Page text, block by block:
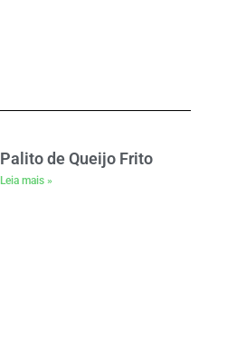
Palito de Queijo Frito
Leia mais »